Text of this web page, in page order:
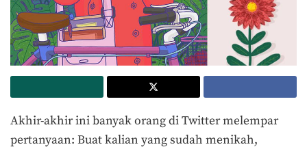
Akhir-akhir ini banyak orang di Twitter melempar
pertanyaan: Buat kalian yang sudah menikah,